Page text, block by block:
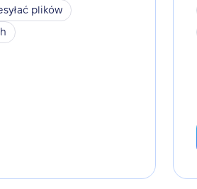
plików